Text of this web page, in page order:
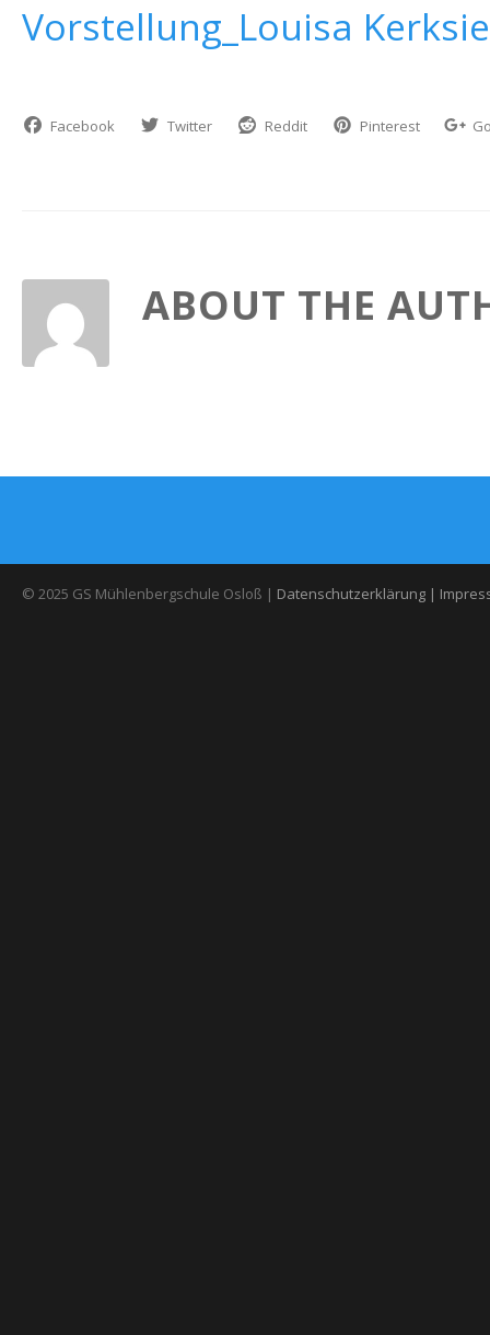
Vorstellung_Louisa
Facebook Twitter Reddit Pinterest
ABOUT THE
© 2025 GS Mühlenbergschule Osloß | Datenschutzerklärung |